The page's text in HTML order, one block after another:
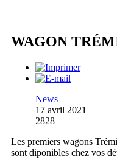
WAGON
News
17 avril 2021
2828
Les premiers wagons
sont diponibles chez vos